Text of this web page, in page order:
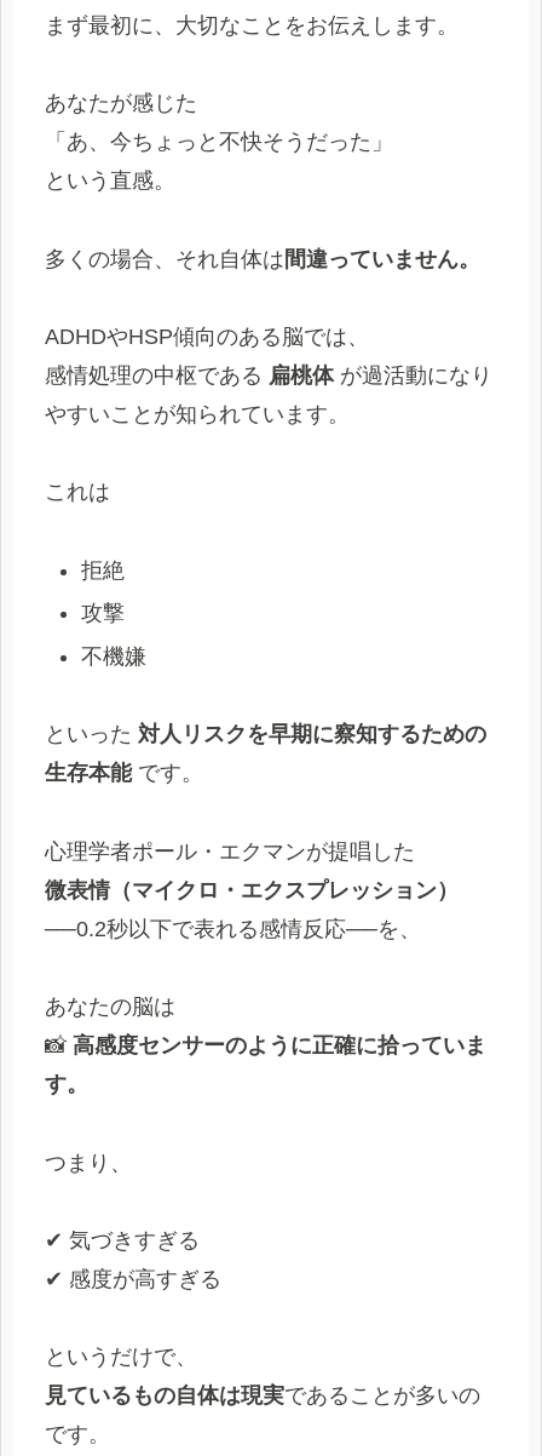
まず最初に、大切なことをお伝えします。
あなたが感じた
「あ、今ちょっと不快そうだった」
という直感。
多くの場合、それ自体は 間違っていません。
ADHDやHSP傾向のある脳では、
感情処理の中枢である 扁桃体が過活動になり
やすいことが知られています。
これは
拒絶
攻撃
不機嫌
といった 対人リスクを早期に察知するための
生存本能です。
心理学者ポール・エクマンが提唱した
微表情（マイクロ・エクスプレッション）
──0.2秒以下で表れる感情反応──を、
あなたの脳は
📸 高感度センサーのように正確に拾っていま
す。
つまり、
✔ 気づきすぎる
✔ 感度が高すぎる
というだけで、
見ているもの自体は現実であることが多いの
です。